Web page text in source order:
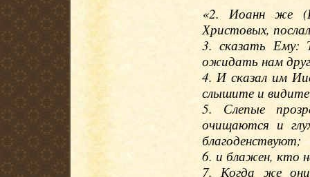
«2. Иоанн же
Христовых,
3. сказать
ожидать нам
4. И сказал им
слышите и
5. Слепые
очищаются и
благоденствуют;
6. и блажен, кто
7. Когда же они